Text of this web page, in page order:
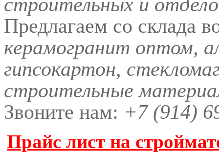
строительных и
Предлагаем со склада
керамогранит оптом,
гипсокартон,
строительные
Звоните нам: +7 (914)
Прайс лист на